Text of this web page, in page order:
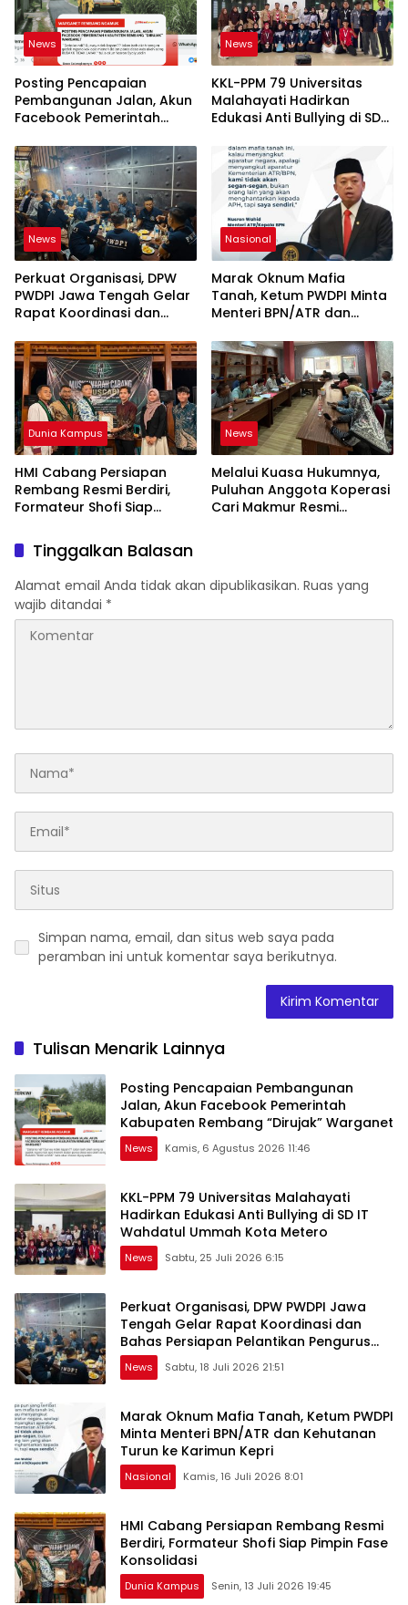
News
Posting Pencapaian
Pembangunan Jalan, Akun
Facebook Pemerintah
“Dirujak” Warganet
News
KKL-PPM 79 Universitas
Malahayati Hadirkan
Edukasi Anti Bullying di SD
Metero
News
Perkuat Organisasi, DPW
PWDPI Jawa Tengah Gelar
Rapat Koordinasi dan
Pelantikan Pengurus Baru
Nasional
Marak Oknum Mafia
Tanah, Ketum PWDPI Minta
Menteri BPN/ATR dan
Karimun Kepri
Dunia Kampus
HMI Cabang Persiapan
Rembang Resmi Berdiri,
Formateur Shofi Siap
News
Melalui Kuasa Hukumnya,
Puluhan Anggota Koperasi
Cari Makmur Resmi
Tinggalkan Balasan
Alamat email Anda tidak akan dipublikasikan. Ruas yang
wajib ditandai *
Simpan nama, email, dan situs web saya pada
peramban ini untuk komentar saya berikutnya.
Tulisan Menarik Lainnya
Posting Pencapaian Pembangunan
Jalan, Akun Facebook Pemerintah
Kabupaten Rembang “Dirujak” Warganet
News Kamis, 6 Agustus 2026 11:46
KKL-PPM 79 Universitas Malahayati
Hadirkan Edukasi Anti Bullying di SD IT
Wahdatul Ummah Kota Metero
News Sabtu, 25 Juli 2026 6:15
Perkuat Organisasi, DPW PWDPI Jawa
Tengah Gelar Rapat Koordinasi dan
Bahas Persiapan Pelantikan Pengurus
Baru
News Sabtu, 18 Juli 2026 21:51
Marak Oknum Mafia Tanah, Ketum PWDPI
Minta Menteri BPN/ATR dan Kehutanan
Turun ke Karimun Kepri
Nasional Kamis, 16 Juli 2026 8:01
HMI Cabang Persiapan Rembang Resmi
Berdiri, Formateur Shofi Siap Pimpin Fase
Konsolidasi
Dunia Kampus Senin, 13 Juli 2026 19:45